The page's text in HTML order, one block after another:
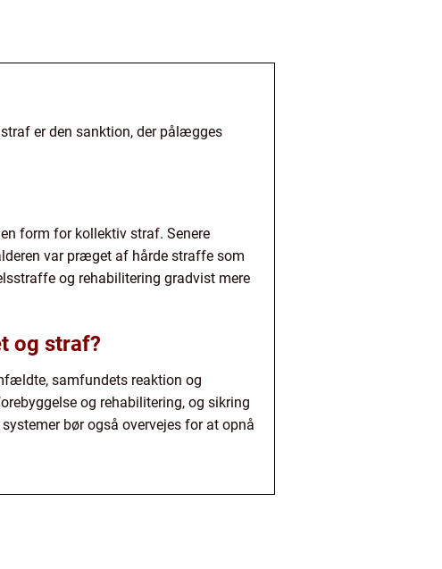
er den sanktion, der pålægges
form for kollektiv straf. Senere
var præget af hårde straffe som
og rehabilitering gradvist mere
og straf?
samfundets reaktion og
og rehabilitering, og sikring
bør også overvejes for at opnå